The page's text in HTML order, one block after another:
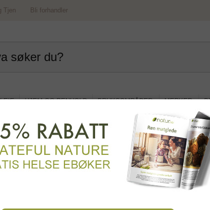
Tjen
Bli forhandler
HJEM OG RENHOLD BRUKSOMRÅDER MERKER
tilbehør Tilbake til toppkategori